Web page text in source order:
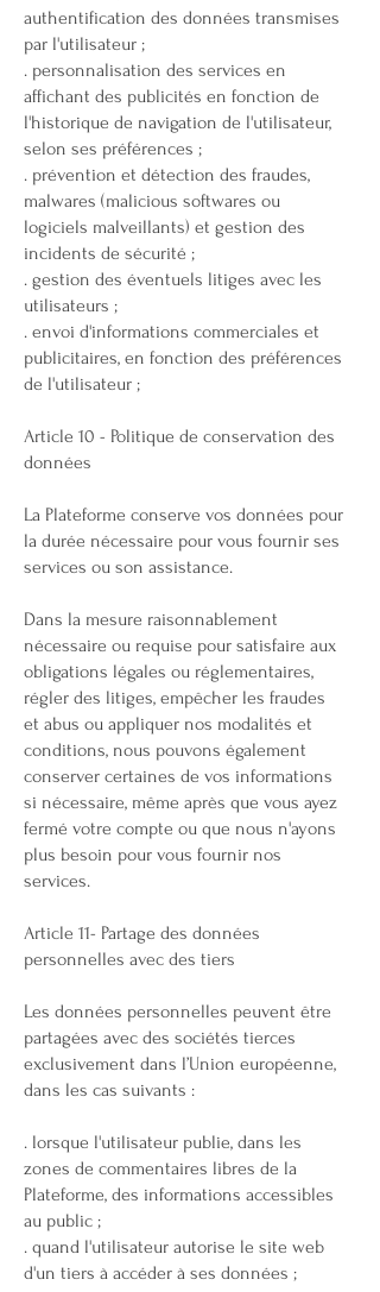
authentification des données transmises
par l'utilisateur ;
. personnalisation des services en
affichant des publicités en fonction de
l'historique de navigation de l'utilisateur,
selon ses préférences ;
. prévention et détection des fraudes,
malwares (malicious softwares ou
logiciels malveillants) et gestion des
incidents de sécurité ;
. gestion des éventuels litiges avec les
utilisateurs ;
. envoi d'informations commerciales et
publicitaires, en fonction des préférences
de l'utilisateur ;
Article 10 - Politique de conservation des
données
La Plateforme conserve vos données pour
la durée nécessaire pour vous fournir ses
services ou son assistance.
Dans la mesure raisonnablement
nécessaire ou requise pour satisfaire aux
obligations légales ou réglementaires,
régler des litiges, empêcher les fraudes
et abus ou appliquer nos modalités et
conditions, nous pouvons également
conserver certaines de vos informations
si nécessaire, même après que vous ayez
fermé votre compte ou que nous n'ayons
plus besoin pour vous fournir nos
services.
Article 11- Partage des données
personnelles avec des tiers
Les données personnelles peuvent être
partagées avec des sociétés tierces
exclusivement dans l’Union européenne,
dans les cas suivants :
. lorsque l'utilisateur publie, dans les
zones de commentaires libres de la
Plateforme, des informations accessibles
au public ;
. quand l'utilisateur autorise le site web
d'un tiers à accéder à ses données ;